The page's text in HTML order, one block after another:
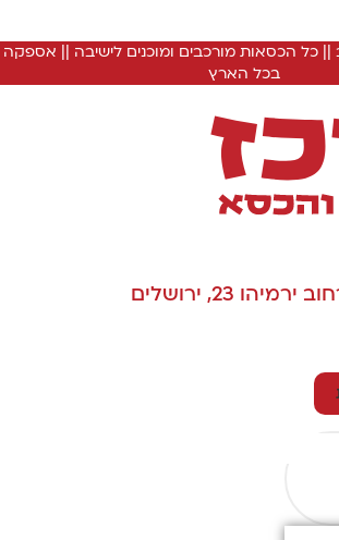
|| כל הכסאות מורכבים ומוכנים לישיבה || אספקה
בכל הארץ
ירמיהו 23, ירושלים